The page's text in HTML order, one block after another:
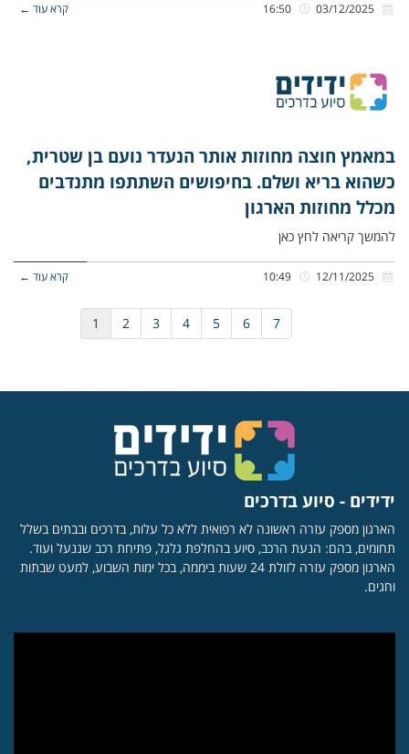
קרא עוד ←
במאמץ חוצה מחוזות אותר הנעדר נועם בן שטרית,
כשהוא בריא ושלם. בחיפושים השתתפו מתנדבים
מכלל מחוזות הארגון
להמשך קריאה לחץ כאן
קרא עוד ←
1 2 3 4 5 6 7
ידידים - סיוע בדרכים
הארגון מספק עזרה ראשונה לא רפואית ללא כל עלות, בדרכים ובבתים בשלל
תחומים, בהם: הנעת הרכב, סיוע בהחלפת גלגל, פתיחת רכב שננעל ועוד.
הארגון מספק עזרה לזולת 24 שעות ביממה, בכל ימות השבוע, למעט שבתות
וחגים.